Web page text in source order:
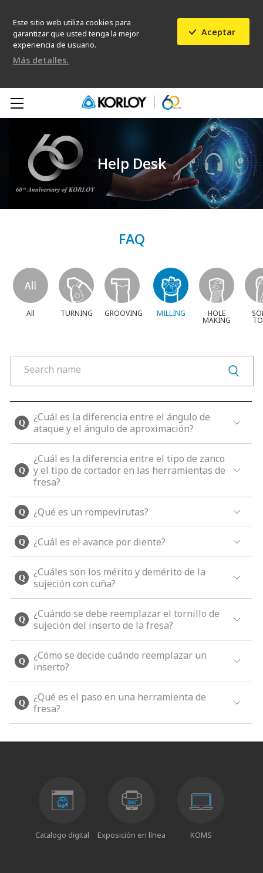
Este sitio web utiliza cookies para
garantizar que usted tenga la mejor
experiencia de usuario.
Aceptar
Más detalles.
Help Desk
FAQ
All TURNING GROOVING MILLING HOLE
MAKING
¿Cuál es la diferencia entre el ángulo de
ataque y el ángulo de aproximación?
¿Cuál es la diferencia entre el tipo de zanco
y el tipo de cortador en las herramientas de
fresa?
¿Qué es un rompevirutas?
¿Cuál es el avance por diente?
¿Cuáles son los mérito y demérito de la
sujeción con cuña?
¿Cuándo se debe reemplazar el tornillo de
sujeción del inserto de la fresa?
¿Cómo se decide cuándo reemplazar un
inserto?
¿Qué es el paso en una herramienta de
fresa?
Catalogo digital Exposición en línea KOMS